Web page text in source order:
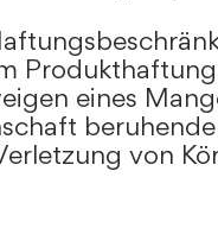
eines
von